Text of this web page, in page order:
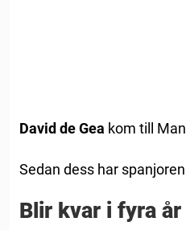
David de Gea kom till
Sedan dess har
Blir kvar i fyra år